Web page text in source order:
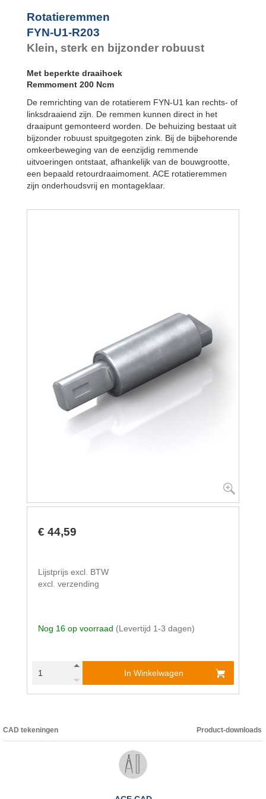
FYN-N1
FYN-S1
FYT-H1 en FYN-
FYT-LA3 en
FYN-LA3
Rotatieremmen
FYN-U1-R203
Klein, sterk en bijzonder robuust
Met beperkte draaihoek
Remmoment 200 Ncm
De remrichting van de rotatierem FYN-U1 kan rechts- of
linksdraaiend zijn. De remmen kunnen direct in het
draaipunt gemonteerd worden. De behuizing bestaat uit
bijzonder robuust spuitgegoten zink. Bij de bijbehorende
omkeerbeweging van de eenzijdig remmende
uitvoeringen ontstaat, afhankelijk van de bouwgrootte,
een bepaald retourdraaimoment. ACE rotatieremmen
zijn onderhoudsvrij en montageklaar.
€ 44,59
Lijstprijs excl. BTW
excl. verzending
Nog 16 op voorraad (Levertijd 1-3 dagen)
In Winkelwagen
CAD tekeningen Product-downloads